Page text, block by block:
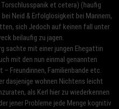
et cetera) (haufig
Neid & Erfolglosigkeit bei Mannern,
sich Jedoch auf keinen fall unter
beilaufig zu jagen.
sachte mit einer jungen Ehegattin
mit den nun einmal genannten
Freundinnen, Familienbande etc.
dasjenige wohnen Nichtens leicht
als Kerl hier zu wiederkennen
jener Probleme jede Menge kognitiv